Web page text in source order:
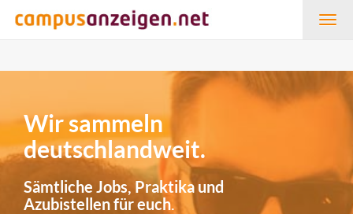
Wir sammeln
deutschlandweit.
Sämtliche Jobs, Praktika und
Azubistellen für euch.